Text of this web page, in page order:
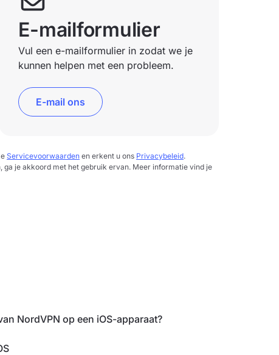
E-mailformulier
Vul een e-mailformulier in zodat we je
kunnen helpen met een probleem.
E-mail ons
Servicevoorwaarden en erkent u ons Privacybeleid.
je akkoord met het gebruik ervan. Meer informatie vind je
NordVPN op een iOS-apparaat?